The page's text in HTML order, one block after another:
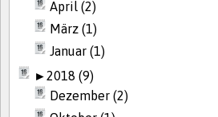
April (2)
März (1)
Januar (1)
►2018 (9)
Dezember (2)